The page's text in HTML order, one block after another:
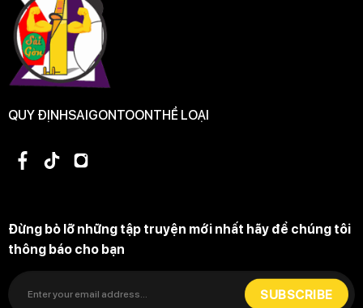
QUY ĐỊNHSAIGONTOONTHỂ LOẠI
Đừng bỏ lỡ những tập truyện mới nhất hãy để chúng tôi
thông báo cho bạn